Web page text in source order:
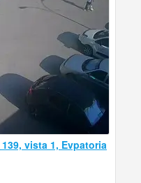
vista 1, Evpatoria